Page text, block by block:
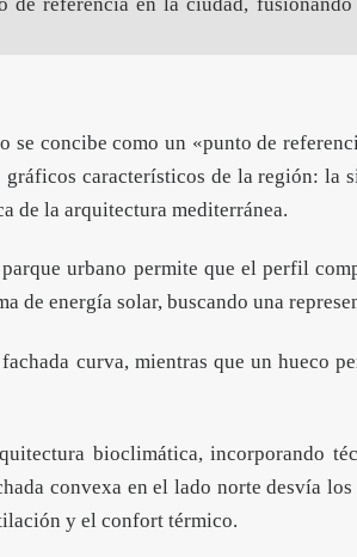
concibe como un «punto de
característicos de la región:
de la arquitectura mediterránea.
urbano permite que el perfil
de energía solar, buscando una
curva, mientras que un hueco
bioclimática, incorporando
convexa en el lado norte desvía
y el confort térmico.